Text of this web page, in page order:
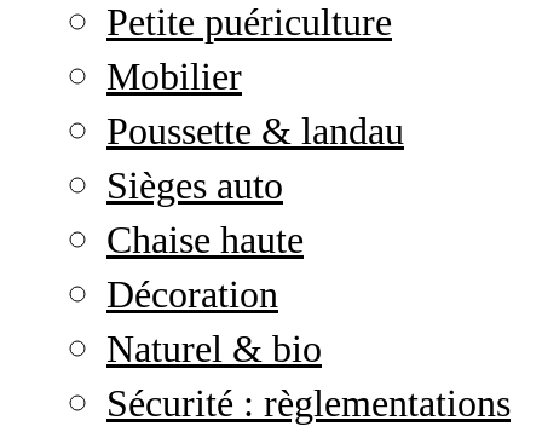
Petite puériculture
Mobilier
Poussette & landau
Sièges auto
Chaise haute
Décoration
Naturel & bio
Sécurité : règlementations